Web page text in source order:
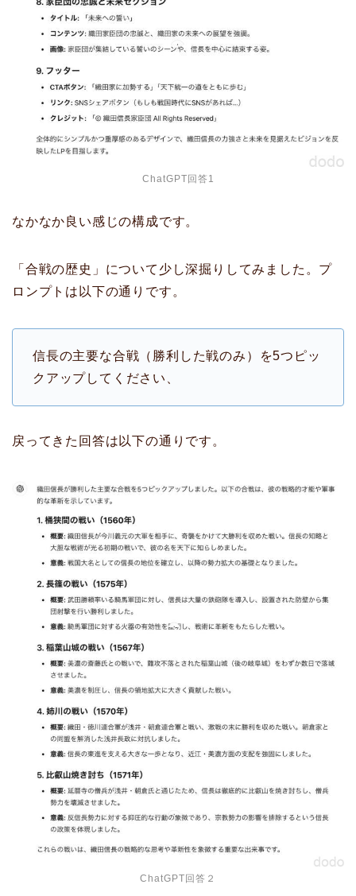
ChatGPT回答1
なかなか良い感じの構成です。
「合戦の歴史」について少し深掘りしてみました。プ
ロンプトは以下の通りです。
信長の主要な合戦（勝利した戦のみ）を5つピッ
クアップしてください、
戻ってきた回答は以下の通りです。
ChatGPT回答２